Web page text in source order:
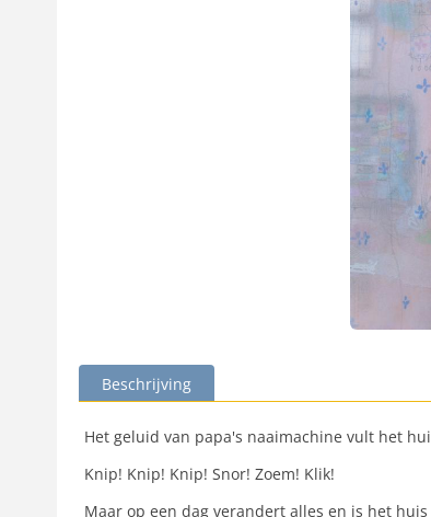
Beschrijving
Het geluid van papa's naaimachine vult het
Knip! Knip! Knip! Snor! Zoem! Klik!
Maar op een dag verandert alles en is het